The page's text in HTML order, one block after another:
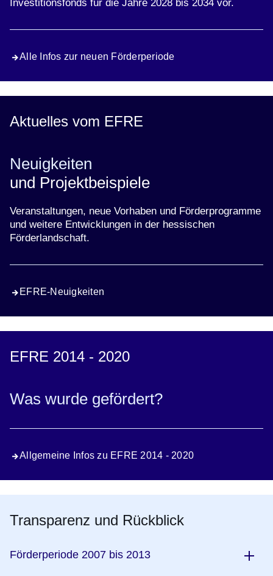
Investitionsfonds für die Jahre 2028 bis 2034 vor.
Alle Infos zur neuen Förderperiode
Aktuelles vom EFRE
Neuigkeiten
und Projektbeispiele
Veranstaltungen, neue Vorhaben und Förderprogramme
und weitere Entwicklungen in der hessischen
Förderlandschaft.
EFRE-Neuigkeiten
EFRE 2014 - 2020
Was wurde gefördert?
Allgemeine Infos zu EFRE 2014 - 2020
Transparenz und Rückblick
Förderperiode 2007 bis 2013